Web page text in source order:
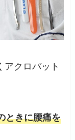
アクロバット
ときに腰痛を